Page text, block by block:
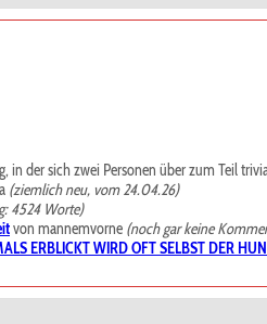
in der sich zwei Personen über zum Teil
(ziemlich neu, vom 24.04.26)
4524 Worte)
von mannemvorne (noch gar keine
ERBLICKT WIRD OFT SELBST DER